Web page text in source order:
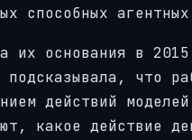
способных
их основания в
подсказывала, что
действий
какое действие